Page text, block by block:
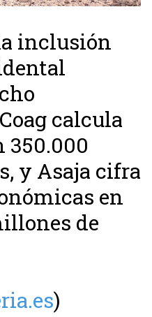
inclusión
calcula
350.000
y Asaja cifra
en
de
)